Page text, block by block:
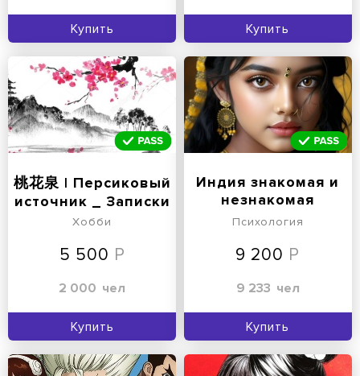
Купить Купить
桃花泉 | Персиковый
источник _ Записки
о Китае | 桃花
Хобби
5 500
2 000 чел
Купить
Индия знакомая и
незнакомая
Психология
9 200
9 233 чел
Купить